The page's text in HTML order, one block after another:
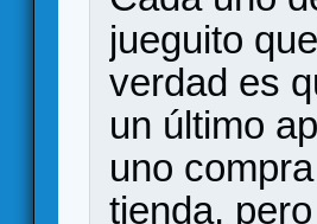
jueguito
verdad es
un último
uno
tienda,